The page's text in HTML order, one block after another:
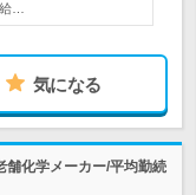
…
気になる
舗化学メーカー/平均勤続